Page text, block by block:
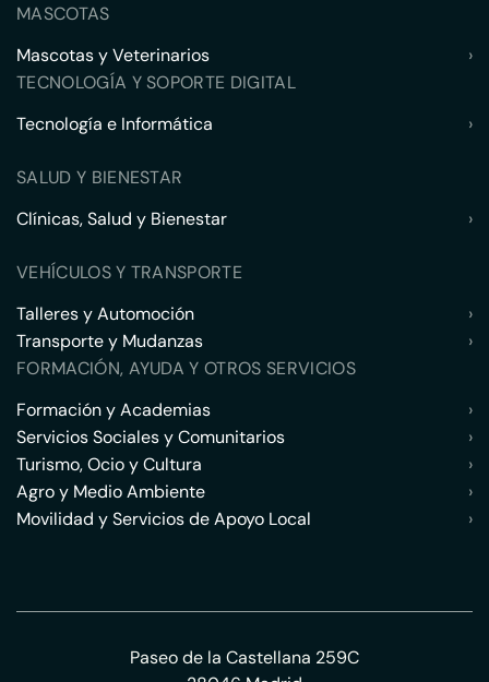
MASCOTAS
Mascotas y Veterinarios
›
TECNOLOGÍA Y SOPORTE DIGITAL
Tecnología e Informática
›
SALUD Y BIENESTAR
Clínicas, Salud y Bienestar
›
VEHÍCULOS Y TRANSPORTE
Talleres y Automoción
›
Transporte y Mudanzas
›
FORMACIÓN, AYUDA Y OTROS SERVICIOS
Formación y Academias
›
Servicios Sociales y Comunitarios
›
Turismo, Ocio y Cultura
›
Agro y Medio Ambiente
›
Movilidad y Servicios de Apoyo Local
›
Paseo de la Castellana 259C